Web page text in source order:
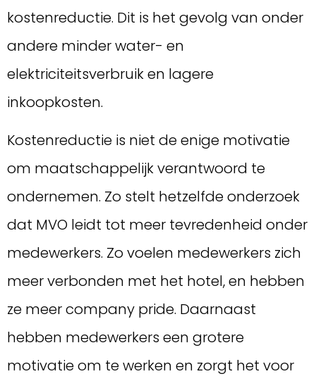
kostenreductie. Dit is het gevolg van onder
andere minder water- en
elektriciteitsverbruik en lagere
inkoopkosten.
Kostenreductie is niet de enige motivatie
om maatschappelijk verantwoord te
ondernemen. Zo stelt hetzelfde onderzoek
dat MVO leidt tot meer tevredenheid onder
medewerkers. Zo voelen medewerkers zich
meer verbonden met het hotel, en hebben
ze meer company pride. Daarnaast
hebben medewerkers een grotere
motivatie om te werken en zorgt het voor